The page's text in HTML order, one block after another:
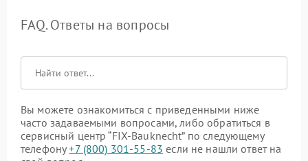
FAQ. Ответы на вопросы
Вы можете ознакомиться с приведенными ниже
часто задаваемыми вопросами, либо обратиться в
сервисный центр “FIX-Bauknecht” по следующему
телефону+7 (800) 301-55-83 если не нашли ответ на